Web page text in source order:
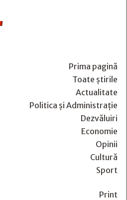
Prima pagină
Toate știrile
Actualitate
Politica și Administrație
Dezvăluiri
Economie
Opinii
Cultură
Sport
Print